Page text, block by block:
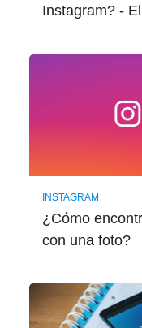
Instagram? -
INSTAGRAM
¿Cómo
con una foto?